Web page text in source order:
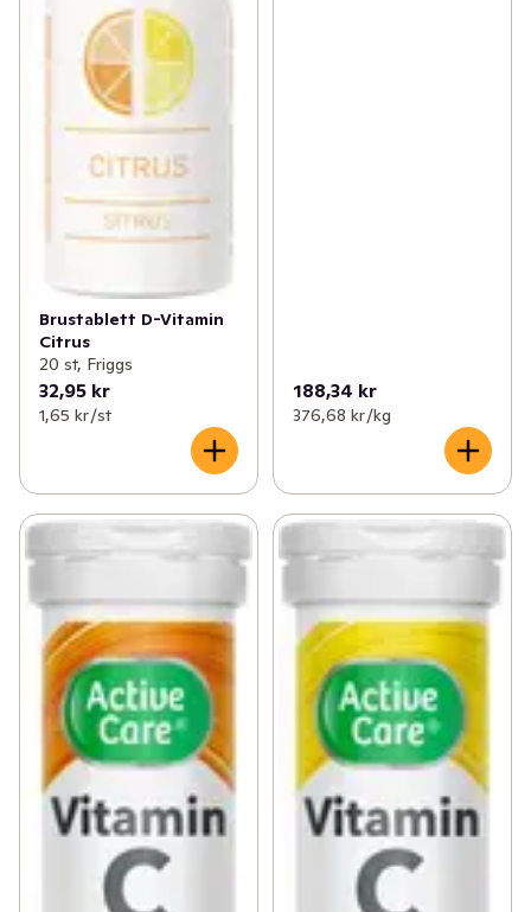
Brustablett D-Vitamin
Citrus
20 st, Friggs
32,95 kr
1,65 kr /st
188,34 kr
376,68 kr /kg